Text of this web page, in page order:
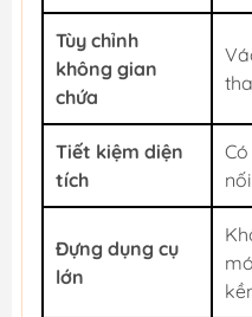
Tùy chỉnh
không gian
chứa
Tiết kiệm diện
tích
Đựng dụng cụ
lớn